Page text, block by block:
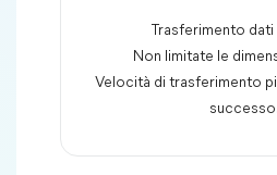
Trasferimento dati
Non limitate le
Velocità di trasferimento
successo.